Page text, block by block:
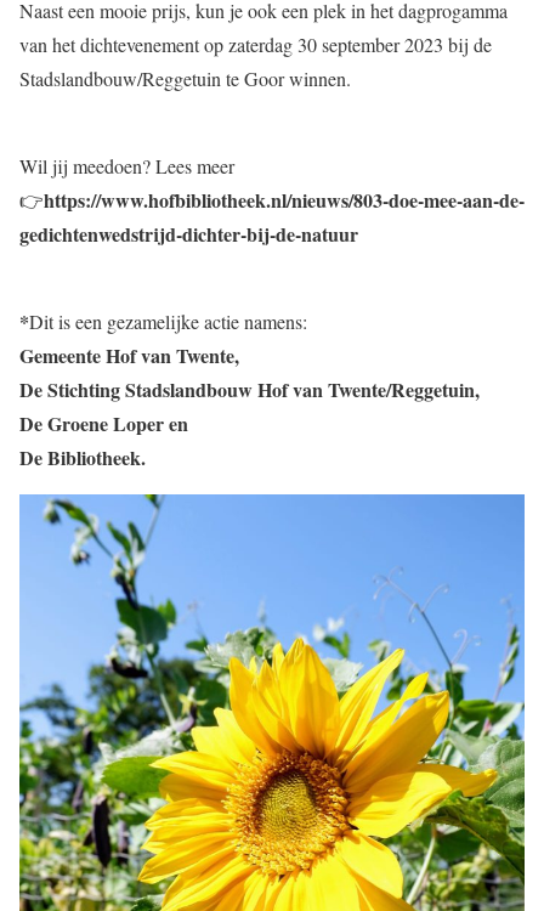
Naast een mooie prijs, kun je ook een plek in het dagprogamma
van het dichtevenement op zaterdag 30 september 2023 bij de
Stadslandbouw/Reggetuin te Goor winnen.
Wil jij meedoen? Lees meer
👉https://www.hofbibliotheek.nl/nieuws/803-doe-mee-aan-de-
gedichtenwedstrijd-dichter-bij-de-natuur
*Dit is een gezamelijke actie namens:
Gemeente Hof van Twente,
De Stichting Stadslandbouw Hof van Twente/Reggetuin,
De Groene Loper en
De Bibliotheek.